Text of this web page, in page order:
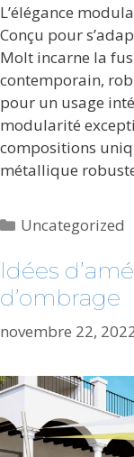
L’élégance
Conçu pour
Molt incarne la
contemporain,
pour un usage
modularité
compositions
métallique
Catégories
Uncategorized
Idées
d’ombrage
novembre 22,